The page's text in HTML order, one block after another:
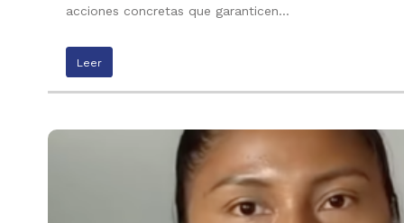
acciones concretas que garanticen…
Leer